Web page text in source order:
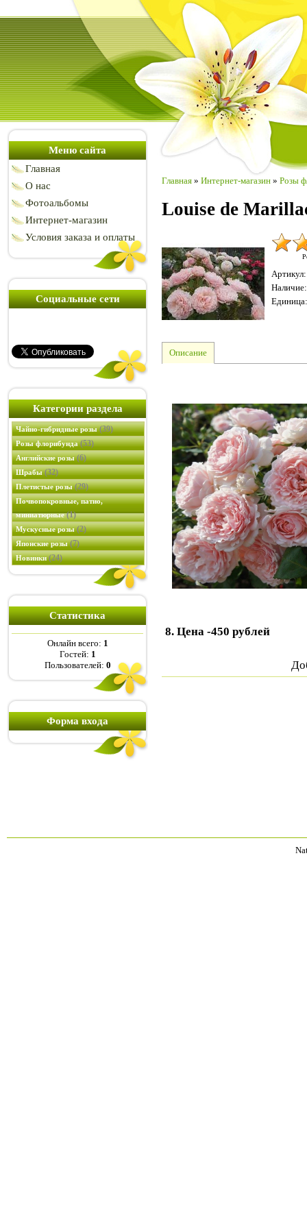
Меню сайта
Главная
О нас
Фотоальбомы
Интернет-магазин
Условия заказа и оплаты
Социальные сети
Категории раздела
Чайно-гибридные розы(39)
Розы флорибунда(53)
Английские розы(6)
Шрабы(32)
Плетистые розы(29)
Почвопокровные, патио,
миниатюрные(1)
Мускусные розы(2)
Японские розы(7)
Новинки(24)
Статистика
Онлайн всего: 1
Гостей: 1
Пользователей: 0
Форма входа
Главная » Интернет-магазин » Розы
Louise de
Артикул:
Наличие:
Единица:
Описание
8. Цена -450 рублей